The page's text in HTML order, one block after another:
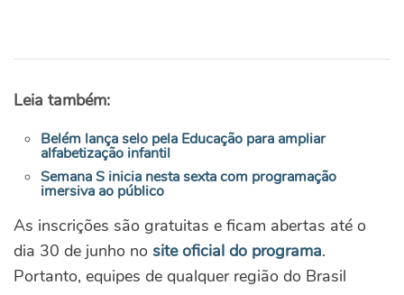
Leia também:
Belém lança selo pela Educação para ampliar
alfabetização infantil
Semana S inicia nesta sexta com programação
imersiva ao público
As inscrições são gratuitas e ficam abertas até o
dia 30 de junho no site oficial do programa.
Portanto, equipes de qualquer região do Brasil